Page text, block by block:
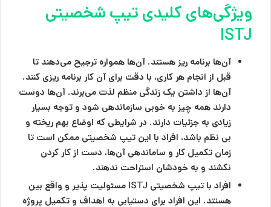
ویژگی‌های کلیدی تیپ شخصیتی
ISTJ
آن‌ها برنامه ریز هستند. آن‌ها همواره ترجیح می‌دهند تا
قبل از انجام هر کاری، با دقت برای آن کار برنامه ریزی کنند.
آن‌ها از داشتن یک زندگی منظم لذت می‌برند. آن‌ها دوست
دارند همه چیز به خوبی سازماندهی شود و توجه بسیار
زیادی به جزئیات دارند. در شرایطی که اوضاع بهم ریخته و
بی نظم باشد، افراد با این تیپ شخصیتی ممکن است تا
زمان تکمیل کار و ساماندهی آن‌ها، دست از کار کردن
نکشند و به خودشان استراحت ندهند.
افراد با تیپ شخصیتی ISTJ مسئولیت پذیر و واقع بین
هستند. این افراد برای دستیابی به اهداف و تکمیل پروژه